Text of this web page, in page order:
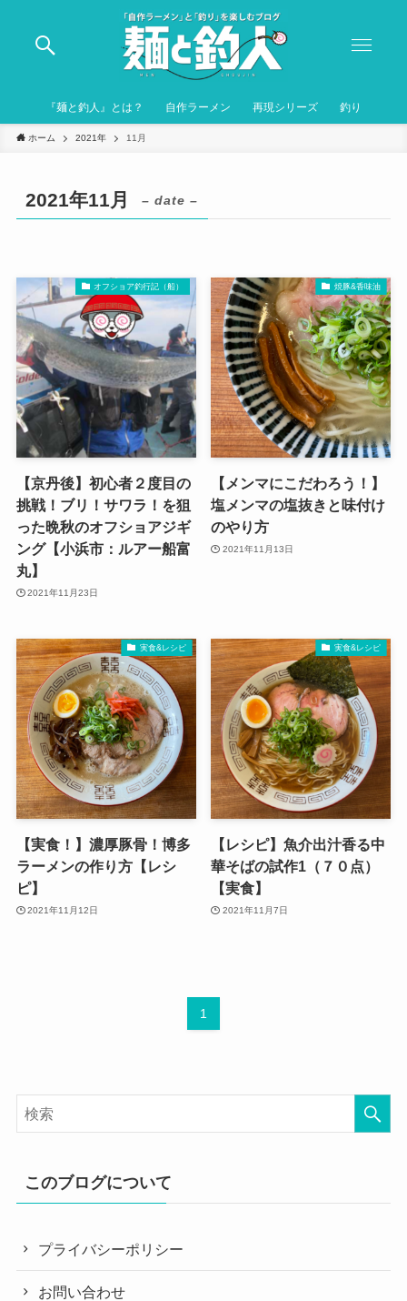
『麺と釣人』とは？ 自作ラーメン 再現シリーズ 釣り
ホーム 2021年 11月
2021年11月 – date –
オフショア釣行記（船）
【京丹後】初心者２度目の
挑戦！ブリ！サワラ！を狙
った晩秋のオフショアジギ
ング【小浜市：ルアー船富
丸】
2021年11月23日
焼豚&香味油
【メンマにこだわろう！】
塩メンマの塩抜きと味付け
のやり方
2021年11月13日
実食&レシピ
【実食！】濃厚豚骨！博多
ラーメンの作り方【レシ
ピ】
2021年11月12日
実食&レシピ
【レシピ】魚介出汁香る中
華そばの試作1（７０点）
【実食】
2021年11月7日
1
このブログについて
プライバシーポリシー
お問い合わせ